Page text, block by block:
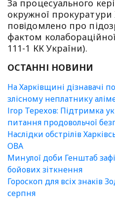
За процесуального
окружної прокуратури
повідомлено про
фактом
111-1 КК України).
ОСТАННІ НОВИНИ
На Харківщині дізнавачі
злісному неплатнику
Ігор Терехов: Підтримка
питання продовольчої
Наслідки обстрілів
ОВА
Минулої доби Генштаб
бойових зіткнення
Гороскоп для всіх знаків
серпня